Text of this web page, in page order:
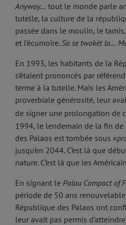
Anyway… tout le monde parle
tutelle, la culture de la
passée dans le moulin, le
et l’écumoire.Sa se twokèt la…
En 1993, les habitants de la
s’étaient prononcés par
terme à la tutelle. Mais les
proverbiale générosité, leur
de signer une prolongation de
1994, le lendemain de la fin
des Palaos est tombée sous «
jusqu’en 2044. C’est là que
nature. C’est là que les
En signant le Palau Compact of
période de 50 ans
République des Palaos ont
leur avait pas permis